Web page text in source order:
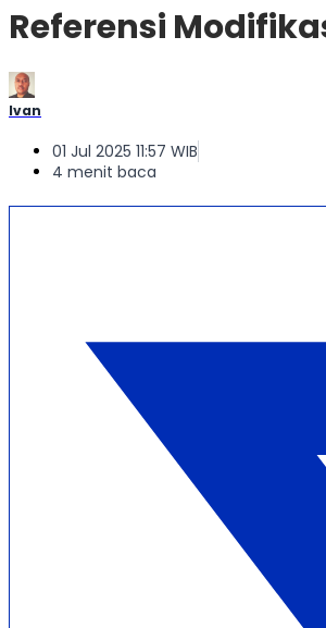
Referensi
Ivan
01 Jul 2025 11:57 WIB
4 menit baca